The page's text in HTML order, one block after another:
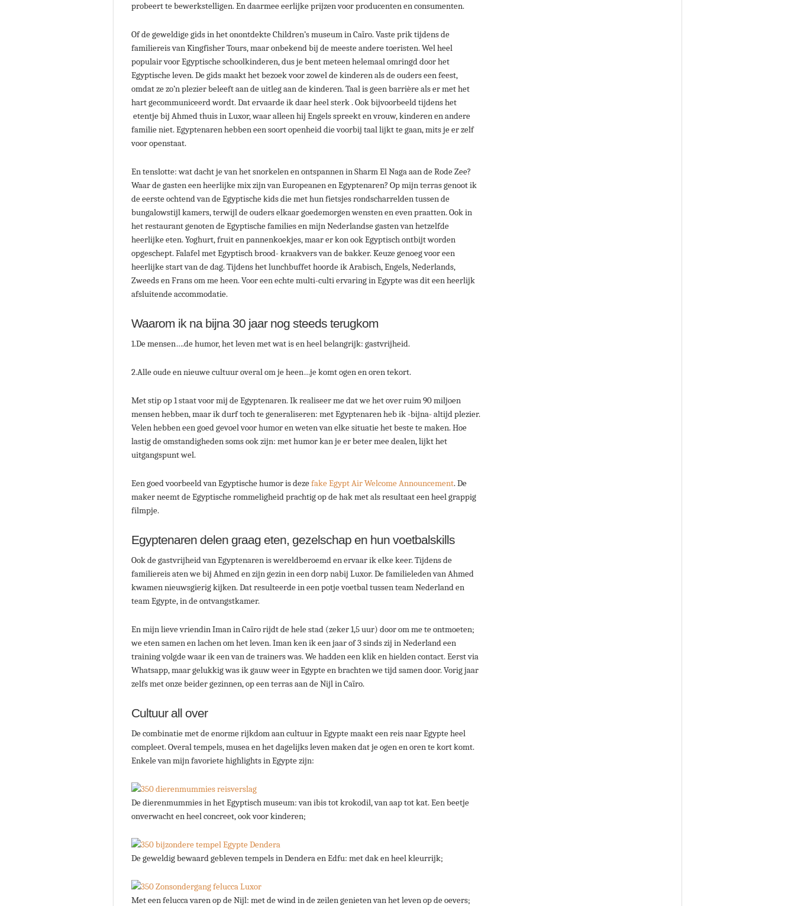
probeert te bewerkstelligen. En daarmee eerlijke prijzen voor producenten en consumenten.
Of de geweldige gids in het onontdekte Children’s museum in Caïro. Vaste prik tijdens de
familiereis van Kingfisher Tours, maar onbekend bij de meeste andere toeristen. Wel heel
populair voor Egyptische schoolkinderen, dus je bent meteen helemaal omringd door het
Egyptische leven. De gids maakt het bezoek voor zowel de kinderen als de ouders een feest,
omdat ze zo’n plezier beleeft aan de uitleg aan de kinderen. Taal is geen barrière als er met het
hart gecommuniceerd wordt. Dat ervaarde ik daar heel sterk . Ook bijvoorbeeld tijdens het
etentje bij Ahmed thuis in Luxor, waar alleen hij Engels spreekt en vrouw, kinderen en andere
familie niet. Egyptenaren hebben een soort openheid die voorbij taal lijkt te gaan, mits je er zelf
voor openstaat. ​
En tenslotte: wat dacht je van het snorkelen en ontspannen in Sharm El Naga aan de Rode Zee?
Waar de gasten een heerlijke mix zijn van Europeanen en Egyptenaren? Op mijn terras genoot ik
de eerste ochtend van de Egyptische kids die met hun fietsjes rondscharrelden tussen de
bungalowstijl kamers, terwijl de ouders elkaar goedemorgen wensten en even praatten. Ook in
het restaurant genoten de Egyptische families en mijn Nederlandse gasten van hetzelfde
heerlijke eten. Yoghurt, fruit en pannenkoekjes, maar er kon ook Egyptisch ontbijt worden
opgeschept. Falafel met Egyptisch brood- kraakvers van de bakker. Keuze genoeg voor een
heerlijke start van de dag. Tijdens het lunchbuffet hoorde ik Arabisch, Engels, Nederlands,
Zweeds en Frans om me heen. Voor een echte multi-culti ervaring in Egypte was dit een heerlijk
afsluitende accommodatie.
Waarom ik na bijna 30 jaar nog steeds terugkom
1.De mensen….de humor, het leven met wat is en heel belangrijk: gastvrijheid.
2.Alle oude en nieuwe cultuur overal om je heen…je komt ogen en oren tekort.
Met stip op 1 staat voor mij de Egyptenaren. Ik realiseer me dat we het over ruim 90 miljoen
mensen hebben, maar ik durf toch te generaliseren: met Egyptenaren heb ik -bijna- altijd plezier.
Velen hebben een goed gevoel voor humor en weten van elke situatie het beste te maken. Hoe
lastig de omstandigheden soms ook zijn: met humor kan je er beter mee dealen, lijkt het
uitgangspunt wel.
Een goed voorbeeld van Egyptische humor is dezefake Egypt Air Welcome Announcement. De
maker neemt de Egyptische rommeligheid prachtig op de hak met als resultaat een heel grappig
filmpje.
Egyptenaren delen graag eten, gezelschap en hun voetbalskills
Ook de gastvrijheid van Egyptenaren is wereldberoemd en ervaar ik elke keer. Tijdens de
familiereis aten we bij Ahmed en zijn gezin in een dorp nabij Luxor. De familieleden van Ahmed
kwamen nieuwsgierig kijken. Dat resulteerde in een potje voetbal tussen team Nederland en
team Egypte, in de ontvangstkamer.
En mijn lieve vriendin Iman in Caïro rijdt de hele stad (zeker 1,5 uur) door om me te ontmoeten;
we eten samen en lachen om het leven. Iman ken ik een jaar of 3 sinds zij in Nederland een
training volgde waar ik een van de trainers was. We hadden een klik en hielden contact. Eerst via
Whatsapp, maar gelukkig was ik gauw weer in Egypte en brachten we tijd samen door. Vorig jaar
zelfs met onze beider gezinnen, op een terras aan de Nijl in Caïro.
Cultuur all over
De combinatie met de enorme rijkdom aan cultuur in Egypte maakt een reis naar Egypte heel
compleet. Overal tempels, musea en het dagelijks leven maken dat je ogen en oren te kort komt.
Enkele van mijn favoriete highlights in Egypte zijn:
De dierenmummies in het Egyptisch museum: van ibis tot krokodil, van aap tot kat. Een beetje
onverwacht en heel concreet, ook voor kinderen;
De geweldig bewaard gebleven tempels in Dendera en Edfu: met dak en heel kleurrijk;
Met een felucca varen op de Nijl: met de wind in de zeilen genieten van het leven op de oevers;